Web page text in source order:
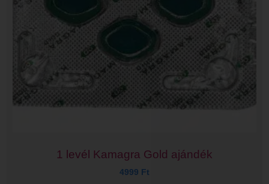
1 levél Kamagra Gold ajándék
4999 Ft